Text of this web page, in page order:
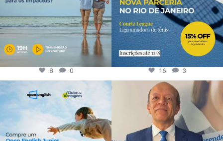
8 0 16 3